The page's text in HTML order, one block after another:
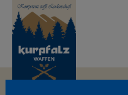
Zum
Hauptinhalt
springen